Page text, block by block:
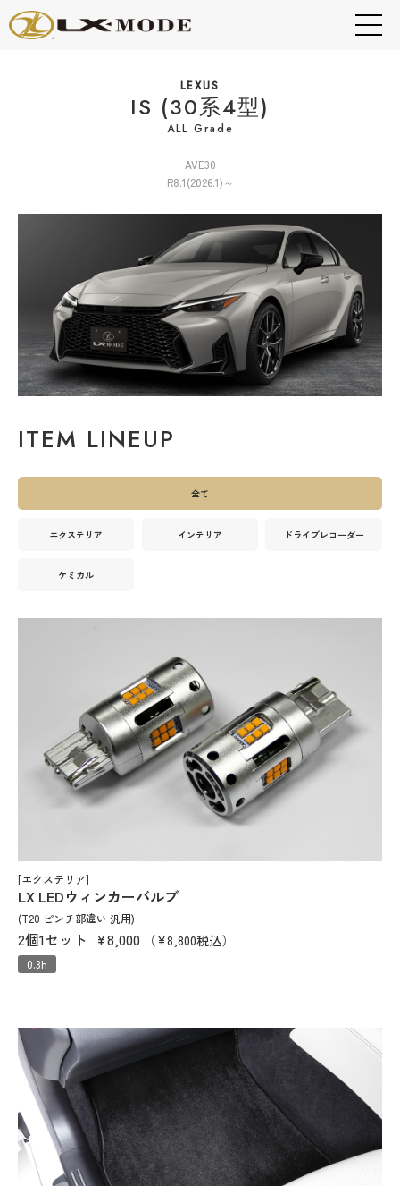
LEXUS
IS (30系4型)
ALL Grade
AVE30
R8.1(2026.1)～
ITEM LINEUP
全て
エクステリア インテリア ドライブレコーダー
ケミカル
[エクステリア]
LX LEDウィンカーバルブ
(T20 ピンチ部違い 汎用)
2個1セット ¥8,000 （¥8,800税込）
0.3h